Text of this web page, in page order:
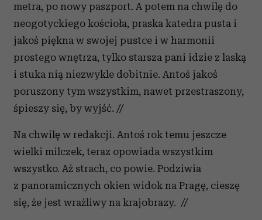
metra, po nowy paszport. A potem na chwilę do
neogotyckiego kościoła, praska katedra pusta i
jakoś piękna w swojej pustce i w harmonii
prostego wnętrza, tylko starsza pani idzie z laską
i stuka nią niezwykle dobitnie. Antoś jakoś
poruszony tym wszystkim, nawet przestraszony,
śpieszy się, by wyjść. //
Na chwilę w redakcji. Antoś rok temu jeszcze
wielki milczek, teraz opowiada wszystkim
wszystko. Aż strach, co powie. Podziwia
z panoramicznych okien widok na Pragę, cieszę
się, że jest wrażliwy na krajobrazy. //